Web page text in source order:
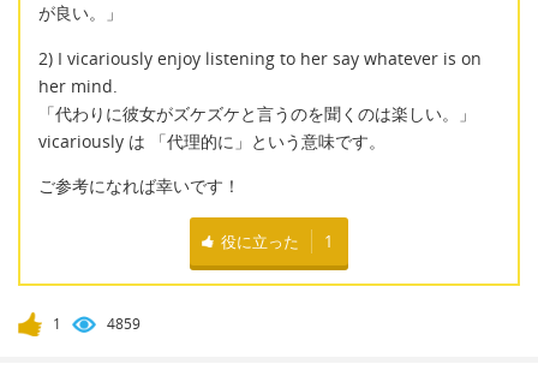
が良い。」
2) I vicariously enjoy listening to her say whatever is on
her mind.
「代わりに彼女がズケズケと言うのを聞くのは楽しい。」
vicariously は 「代理的に」という意味です。
ご参考になれば幸いです！
役に立った 1
1 4859